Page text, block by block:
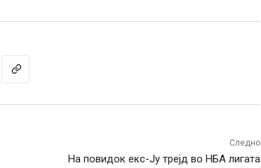
Следно
На повидок екс-Ју трејд во НБА лигата